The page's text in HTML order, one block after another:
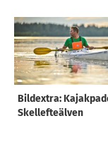
Bildextra:
Skellefteälven